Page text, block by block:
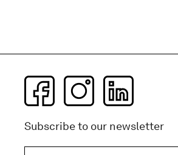
Subscribe to our newsletter